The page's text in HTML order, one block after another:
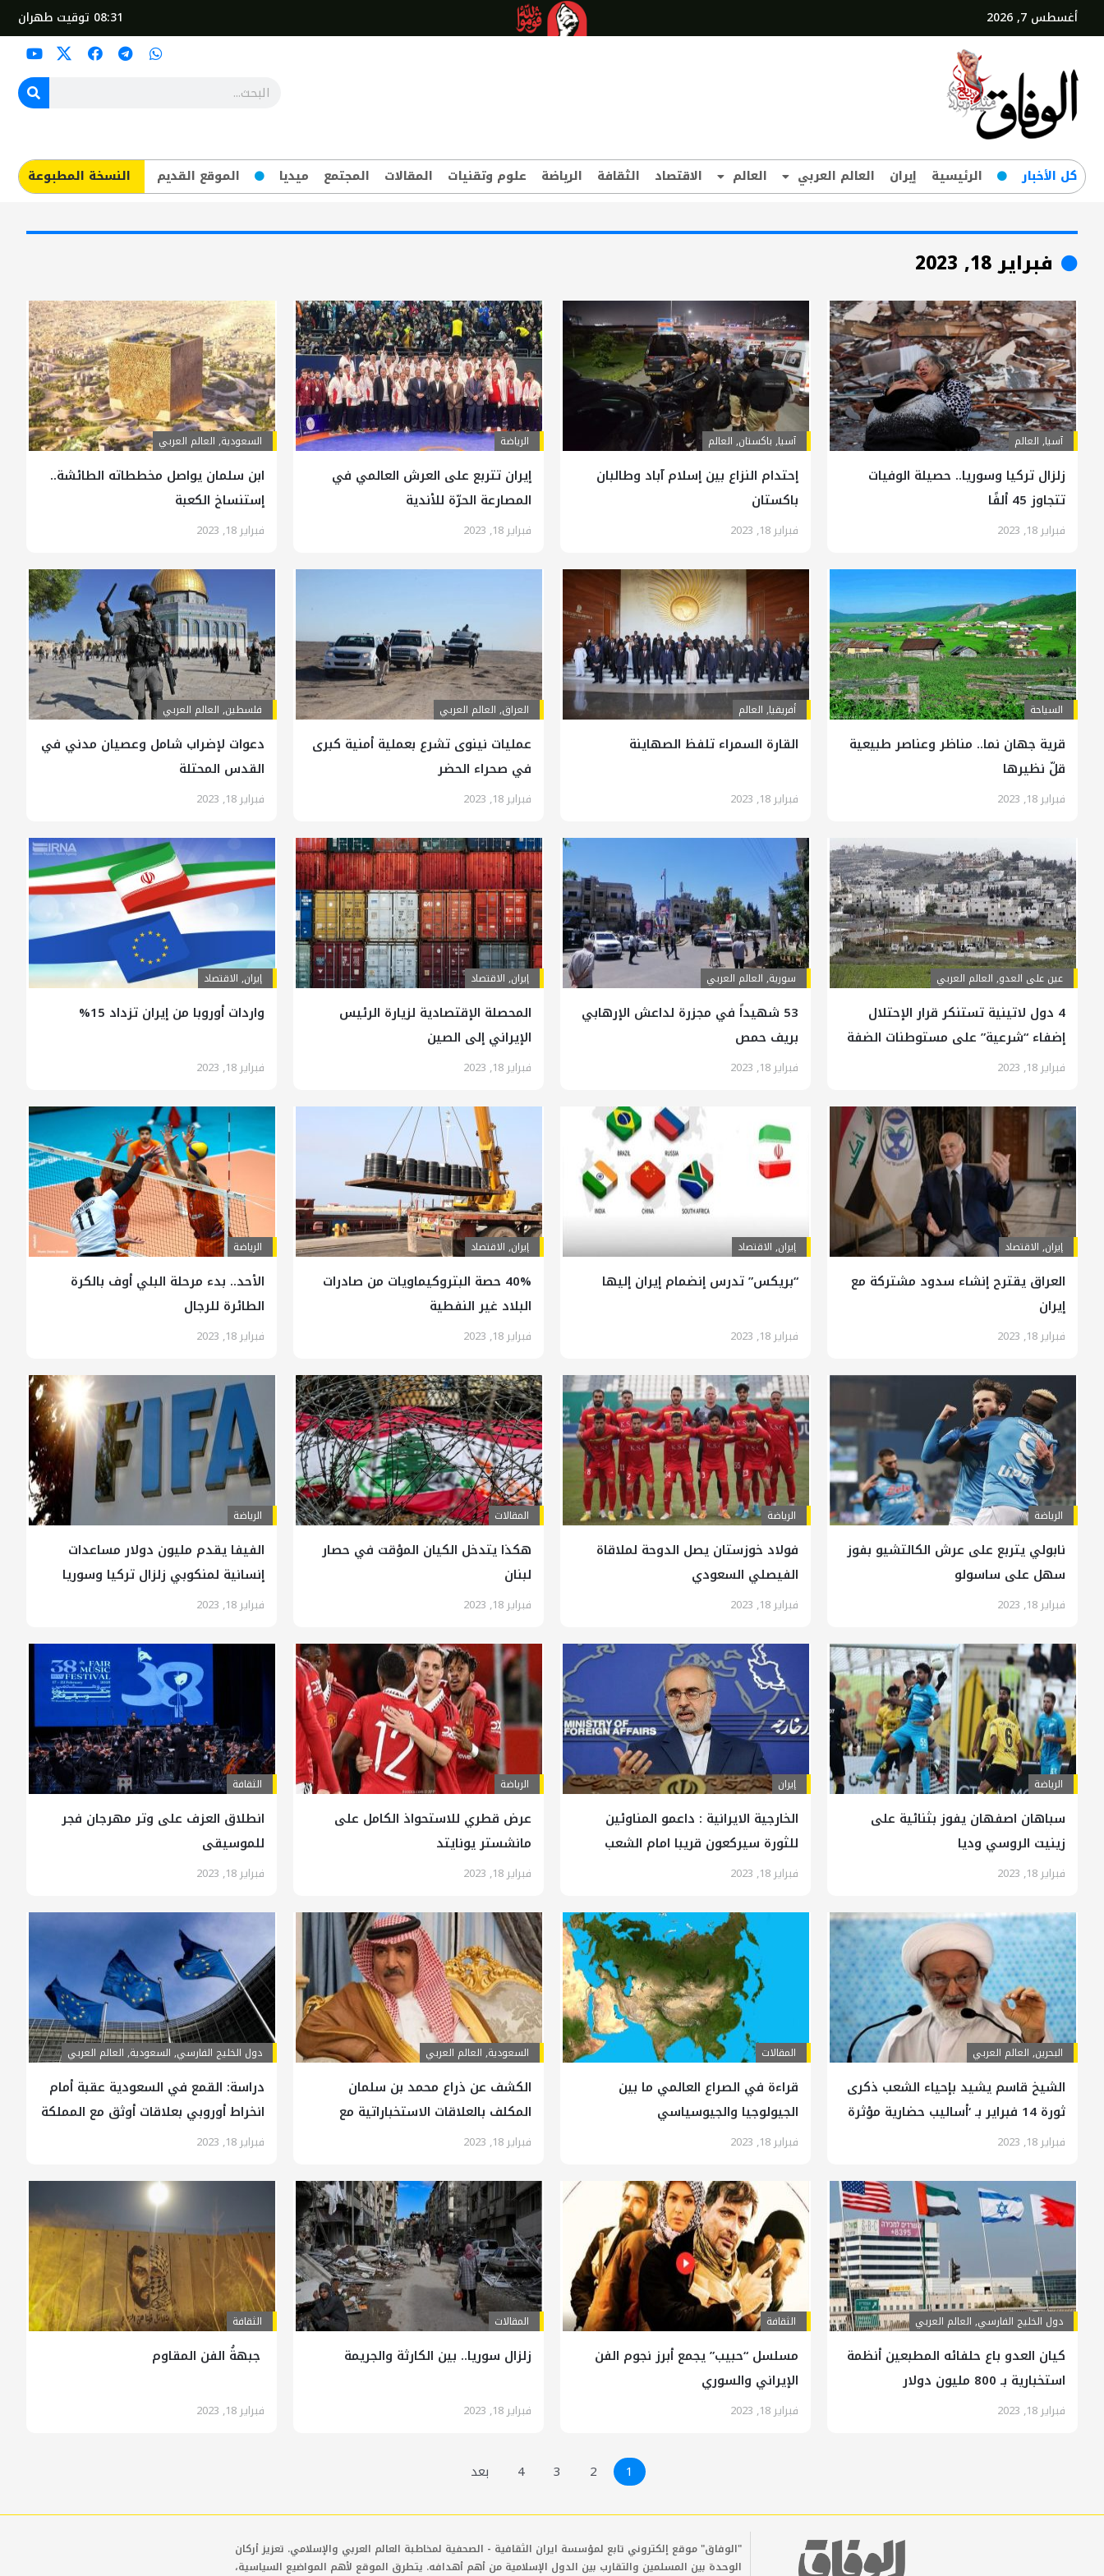
أغسطس 7, 2026 08:31 توقيت طهران
کل‌ الأخبار الرئيسية إيران العالم العربي العالم الاقتصاد الثقافة الرياضة علوم وتقنيات المقالات المجتمع ميديا الموقع القديم ​النسخة المطبوعة
فبراير 18, 2023
آسیا, العالم
زلزال تركيا وسوريا.. حصيلة الوفيات
تتجاوز 45 ألفًا
فبراير 18, 2023
آسیا, باكستان, العالم
إحتدام النزاع بين إسلام آباد وطالبان
باكستان
فبراير 18, 2023
الرياضة
إيران تتربع على العرش العالمي في
المصارعة الحرّة للأندية
فبراير 18, 2023
السعودية, العالم العربي
ابن سلمان يواصل مخططاته الطائشة..
إستنساخ الكعبة
فبراير 18, 2023
السياحة
قرية جهان نما.. مناظر وعناصر طبيعية
قلّ نظيرها
فبراير 18, 2023
أفريقيا, العالم
القارة السمراء تلفظ الصهاينة
فبراير 18, 2023
العراق, العالم العربي
عمليات نينوى تشرع بعملية أمنية كبرى
في صحراء الحضر
فبراير 18, 2023
فلسطين, العالم العربي
دعوات لإضراب شامل وعصيان مدني في
القدس المحتلة
فبراير 18, 2023
عين على العدو, العالم العربي
4 دول لاتينية تستنكر قرار الإحتلال
إضفاء “شرعية” على مستوطنات الضفة
فبراير 18, 2023
سورية, العالم العربي
53 شهيداً في مجزرة لداعش الإرهابي
بريف حمص
فبراير 18, 2023
إيران, الاقتصاد
المحصلة الإقتصادية لزيارة الرئيس
الإيراني إلى الصين
فبراير 18, 2023
إيران, الاقتصاد
واردات أوروبا من إيران تزداد 15%
فبراير 18, 2023
إيران, الاقتصاد
العراق يقترح إنشاء سدود مشتركة مع
إيران
فبراير 18, 2023
إيران, الاقتصاد
“بريكس” تدرس إنضمام إيران إليها
فبراير 18, 2023
إيران, الاقتصاد
40% حصة البتروكيماويات من صادرات
البلاد غير النفطية
فبراير 18, 2023
الرياضة
الأحد.. بدء مرحلة البلي أوف بالكرة
الطائرة للرجال
فبراير 18, 2023
الرياضة
نابولي يتربع على عرش الكالتشيو بفوز
سهل على ساسولو
فبراير 18, 2023
الرياضة
فولاد خوزستان يصل الدوحة لملاقاة
الفيصلي السعودي
فبراير 18, 2023
المقالات
هكذا يتدخل الكيان المؤقت في حصار
لبنان
فبراير 18, 2023
الرياضة
الفيفا يقدم مليون دولار مساعدات
إنسانية لمنكوبي زلزال تركيا وسوريا
فبراير 18, 2023
الرياضة
سباهان اصفهان يفوز بثنائية على
زينيت الروسي وديا
فبراير 18, 2023
إيران
الخارجية الايرانية : داعمو المناوئين
للثورة سيركعون قريبا امام الشعب
الايراني
فبراير 18, 2023
الرياضة
عرض قطري للاستحواذ الكامل على
مانشستر يونايتد
فبراير 18, 2023
الثقافة
انطلاق العزف على وتر مهرجان فجر
للموسيقى
فبراير 18, 2023
البحرين, العالم العربي
الشيخ قاسم يشيد بإحياء الشعب ذكرى
ثورة 14 فبراير بـ ‘أساليب حضارية مؤثرة
وعزم صارم’
فبراير 18, 2023
المقالات
قراءة في الصراع العالمي ما بين
الجيولوجيا والجيوسياسي
فبراير 18, 2023
السعودية, العالم العربي
الكشف عن ذراع محمد بن سلمان
المكلف بالعلاقات الاستخباراتية مع
الكيان الإسرائيلي
فبراير 18, 2023
دول الخليج الفارسي, السعودية, العالم العربي
دراسة: القمع في السعودية عقبة أمام
انخراط أوروبي بعلاقات أوثق مع المملكة
فبراير 18, 2023
دول الخليج الفارسي, العالم العربي
كيان العدو باع حلفائه المطبعين أنظمة
استخبارية بـ 800 مليون دولار
فبراير 18, 2023
الثقافة
مسلسل “حبيب” يجمع أبرز نجوم الفن
الإيراني والسوري
فبراير 18, 2023
المقالات
زلزال سوريا.. بين الكارثة والجريمة
فبراير 18, 2023
الثقافة
جبهةُ الفن المقاوم
فبراير 18, 2023
1
2
3
4 بعد
"الوفاق" موقع إلكتروني تابع لمؤسسة ايران الثقافية - الصحفية لمخاطبة العالم العربي والإسلامي. تعزيز أركان
الوحدة بين المسلمين والتقارب بين الدول الإسلامية من أهم أهدافه. يتطرق الموقع لأهم المواضيع السياسية،